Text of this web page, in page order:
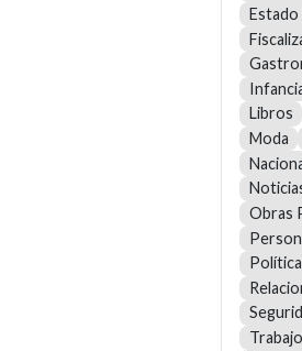
Estado
Libros
Moda
Obras
Trabajo